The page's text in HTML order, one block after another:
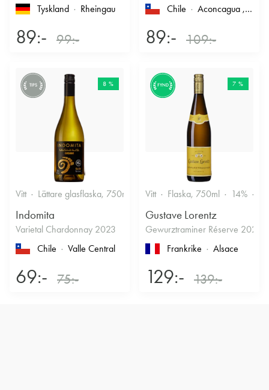
Tyskland
Rheingau
89:- 99:-
Chile
Aconcagua , Casablanca
89:- 109:-
TIPS 8 %
Vitt Lättare glasflaska, 750ml 12.5% Friskt & Fruktigt
Indomita
Varietal Chardonnay 2023
Chile
Valle Central
69:- 75:-
FYND 7 %
Vitt Flaska, 750ml 14%
Gustave Lorentz
Gewurztraminer Réserve 2025
Frankrike
Alsace
129:- 139:-